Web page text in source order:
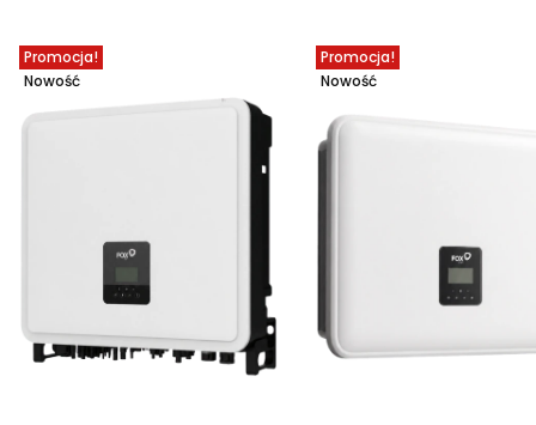
Promocja!
Nowość
Promocja!
Nowość